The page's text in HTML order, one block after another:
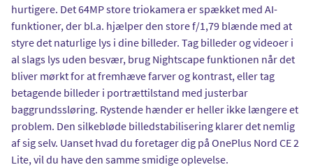
hurtigere. Det 64MP store triokamera er spækket med AI-
funktioner, der bl.a. hjælper den store f/1,79 blænde med at
styre det naturlige lys i dine billeder. Tag billeder og videoer i
al slags lys uden besvær, brug Nightscape funktionen når det
bliver mørkt for at fremhæve farver og kontrast, eller tag
betagende billeder i portrættilstand med justerbar
baggrundssløring. Rystende hænder er heller ikke længere et
problem. Den silkebløde billedstabilisering klarer det nemlig
af sig selv. Uanset hvad du foretager dig på OnePlus Nord CE 2
Lite, vil du have den samme smidige oplevelse.